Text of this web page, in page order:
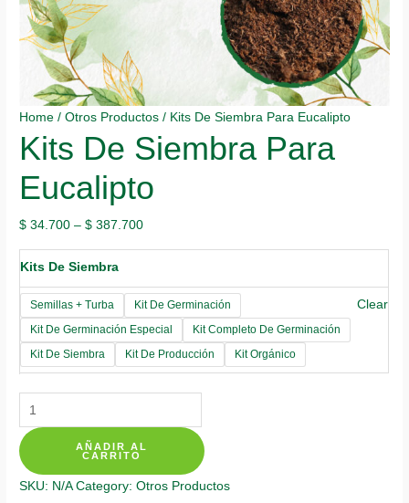
Home /Otros Productos / Kits De Siembra Para Eucalipto
Kits De Siembra Para
Eucalipto
$ 34.700 –$ 387.700
Kits De Siembra
Semillas + Turba
Kit De Germinación
Kit De Germinación Especial
Kit Completo De Germinación
Kit De Siembra
Kit De Producción Kit Orgánico
Clear
Kits
De
Siembra
Para
Eucalipto
AÑADIR AL
CARRITO
SKU: N/A Category:Otros Productos